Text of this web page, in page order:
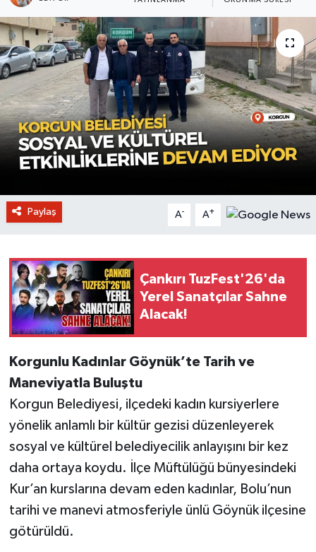
Paylaş A- A+
Çankırı TuzFest'26'da
Yerel Sanatçılar Sahne
Alacak!
Korgunlu Kadınlar Göynük’te Tarih ve
Maneviyatla Buluştu
Korgun Belediyesi, ilçedeki kadın kursiyerlere
yönelik anlamlı bir kültür gezisi düzenleyerek
sosyal ve kültürel belediyecilik anlayışını bir kez
daha ortaya koydu. İlçe Müftülüğü bünyesindeki
Kur’an kurslarına devam eden kadınlar, Bolu’nun
tarihi ve manevi atmosferiyle ünlü Göynük ilçesine
götürüldü.